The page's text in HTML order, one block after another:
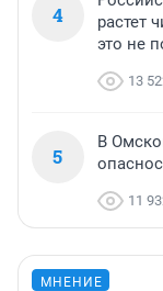
4
растет
это не
13
5
В
11
МНЕНИЕ